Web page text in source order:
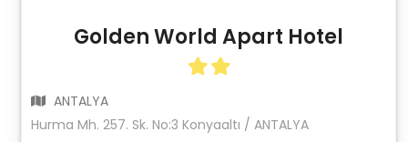
Golden World Apart Hotel
ANTALYA
Hurma Mh. 257. Sk. No:3 Konyaaltı / ANTALYA